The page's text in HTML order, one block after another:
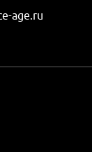
age.ru